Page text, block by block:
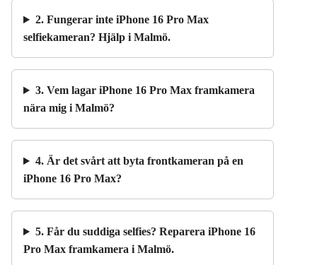
2. Fungerar inte iPhone 16 Pro Max
selfiekameran? Hjälp i Malmö.
3. Vem lagar iPhone 16 Pro Max framkamera
nära mig i Malmö?
4. Är det svårt att byta frontkameran på en
iPhone 16 Pro Max?
5. Får du suddiga selfies? Reparera iPhone 16
Pro Max framkamera i Malmö.